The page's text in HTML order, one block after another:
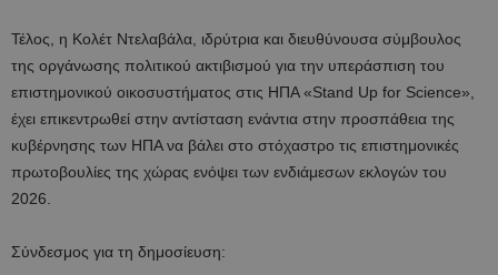
Τέλος, η Κολέτ Ντελαβάλα, ιδρύτρια και διευθύνουσα σύμβουλος
της οργάνωσης πολιτικού ακτιβισμού για την υπεράσπιση του
επιστημονικού οικοσυστήματος στις ΗΠΑ «Stand Up for Science»,
έχει επικεντρωθεί στην αντίσταση ενάντια στην προσπάθεια της
κυβέρνησης των ΗΠΑ να βάλει στο στόχαστρο τις επιστημονικές
πρωτοβουλίες της χώρας ενόψει των ενδιάμεσων εκλογών του
2026.
Σύνδεσμος για τη δημοσίευση: